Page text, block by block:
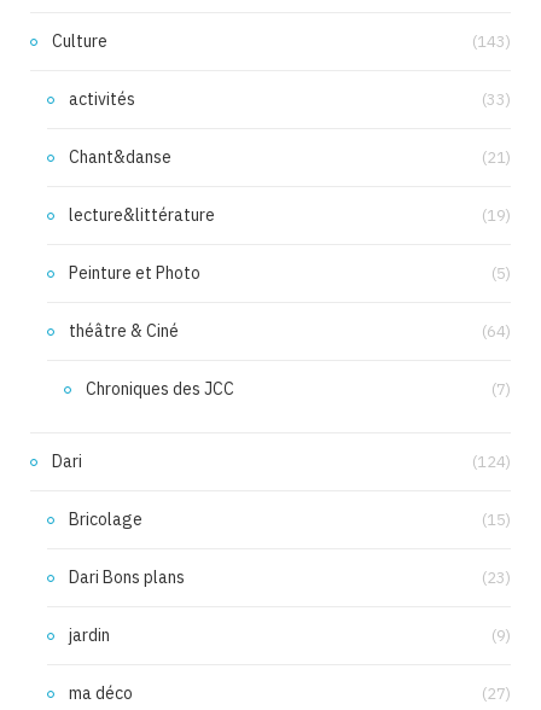
Culture (143)
activités (33)
Chant&danse (21)
lecture&littérature (19)
Peinture et Photo (5)
théâtre & Ciné (64)
Chroniques des JCC (7)
Dari (124)
Bricolage (15)
Dari Bons plans (23)
jardin (9)
ma déco (27)